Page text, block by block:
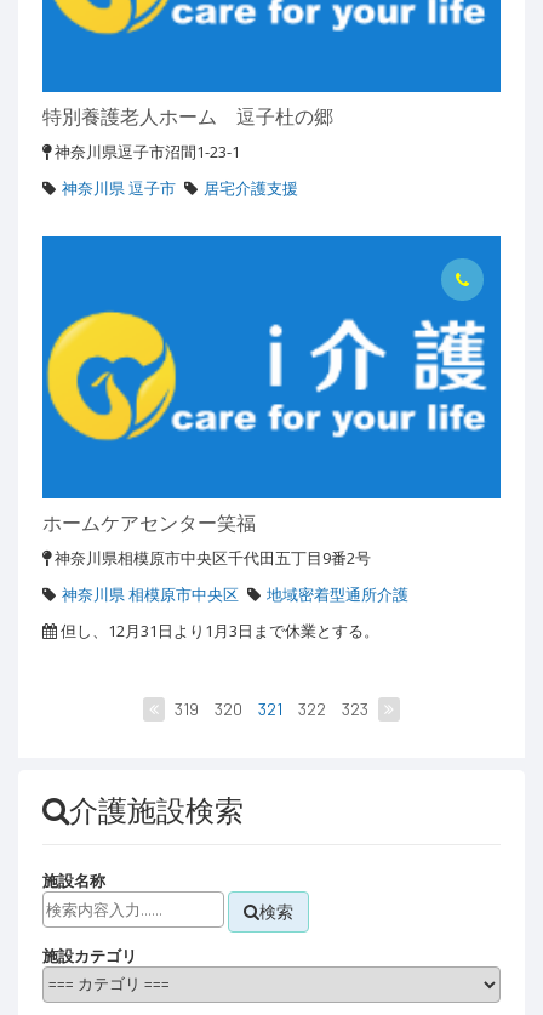
特別養護老人ホーム 逗子杜の郷
神奈川県逗子市沼間1-23-1
神奈川県 逗子市
居宅介護支援
ホームケアセンター笑福
神奈川県相模原市中央区千代田五丁目9番2号
神奈川県 相模原市中央区
地域密着型通所介護
但し、12月31日より1月3日まで休業とする。
319 320 321 322 323
介護施設検索
施設名称
検索
施設カテゴリ